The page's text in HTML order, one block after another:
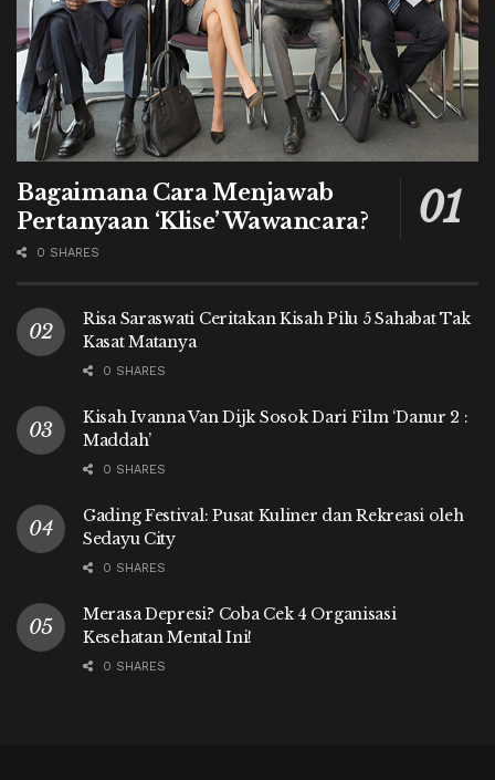
Bagaimana Cara Menjawab
Pertanyaan ‘Klise’ Wawancara?
0 SHARES
Risa Saraswati Ceritakan Kisah Pilu 5 Sahabat Tak
Kasat Matanya
0 SHARES
Kisah Ivanna Van Dijk Sosok Dari Film ‘Danur 2 :
Maddah’
0 SHARES
Gading Festival: Pusat Kuliner dan Rekreasi oleh
Sedayu City
0 SHARES
Merasa Depresi? Coba Cek 4 Organisasi
Kesehatan Mental Ini!
0 SHARES